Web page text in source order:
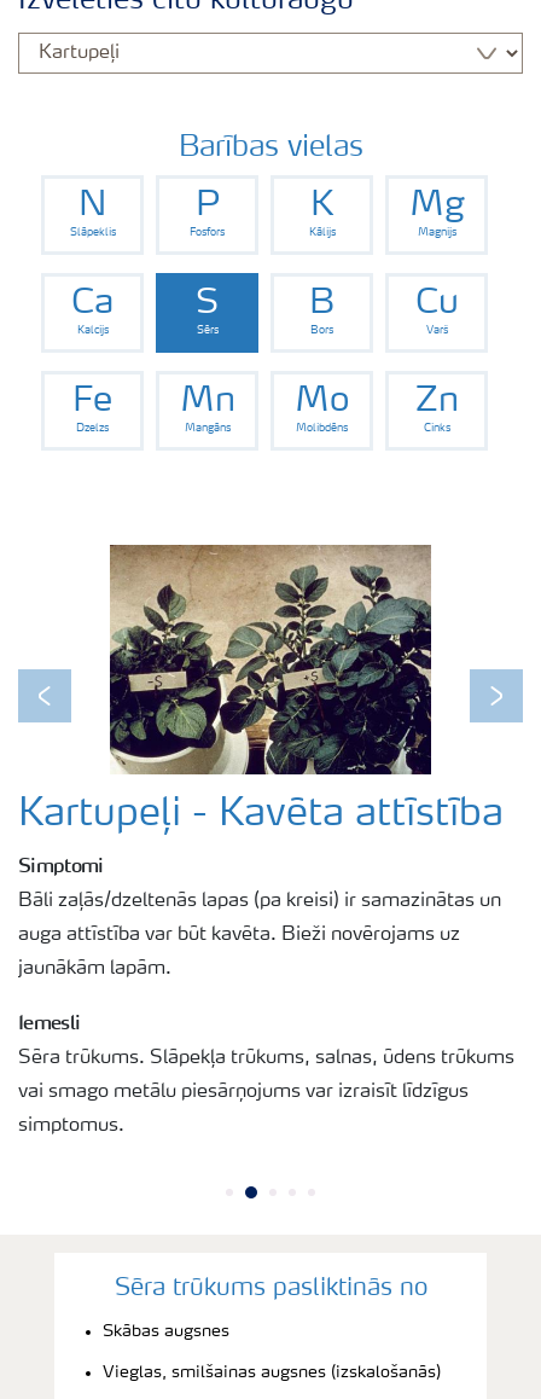
Izmēģinājumu rezultāti
Agronomiskie padomi
Padomi efektīvai mēslojuma izkliedei
Yara Latvija podkāsts
Barības vielas
N
Slāpeklis
P
Fosfors
K
Kālijs
Mg
Magnijs
Ca
Kalcijs
S
Sērs
B
Bors
Cu
Varš
Fe
Dzelzs
Mn
Mangāns
Mo
Molibdēns
Zn
Cinks
Previous Next
Kartupeļi - Kavēta attīstība
Simptomi
Bāli zaļās/dzeltenās lapas (pa kreisi) ir samazinātas un
auga attīstība var būt kavēta. Bieži novērojams uz
jaunākām lapām.
Iemesli
Sēra trūkums. Slāpekļa trūkums, salnas, ūdens trūkums
vai smago metālu piesārņojums var izraisīt līdzīgus
simptomus.
Sēra trūkums pasliktinās no
Skābas augsnes
Vieglas, smilšainas augsnes (izskalošanās)